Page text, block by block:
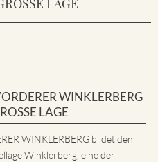
LAGE
WINKLERBERG
LAGE
WINKLERBERG bildet den
Winklerberg, eine der